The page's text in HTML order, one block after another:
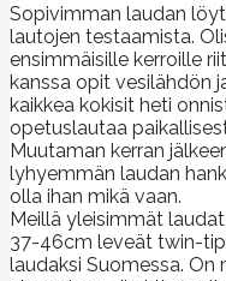
Sopivimman laudan
lautojen testaamista.
ensimmäisille kerroille
kanssa opit vesilähdön
kaikkea kokisit heti
opetuslautaa
Muutaman kerran
lyhyemmän laudan
olla ihan mikä vaan.
Meillä yleisimmät
37-46cm leveät twin-
laudaksi Suomessa. On